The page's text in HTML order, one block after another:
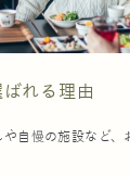
ばれる理由
自慢の施設など、